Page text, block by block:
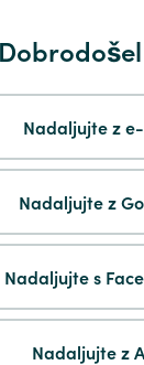
Nadaljujte z
Nadaljujte z
Nadaljujte s
Nadaljujte z
Bissau